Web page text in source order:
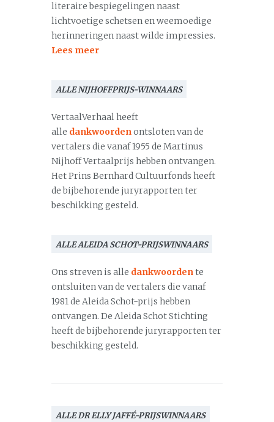
literaire bespiegelingen naast
lichtvoetige schetsen en weemoedige
herinneringen naast wilde impressies.
Lees meer
ALLE NIJHOFFPRIJS-WINNAARS
VertaalVerhaal heeft
alle dankwoordenontsloten van de
vertalers die vanaf 1955 de Martinus
Nijhoff Vertaalprijs hebben ontvangen.
Het Prins Bernhard Cultuurfonds heeft
de bijbehorende juryrapporten ter
beschikking gesteld.
ALLE ALEIDA SCHOT-PRIJSWINNAARS
Ons streven is alle dankwoordente
ontsluiten van de vertalers die vanaf
1981 de Aleida Schot-prijs hebben
ontvangen. De Aleida Schot Stichting
heeft de bijbehorende juryrapporten ter
beschikking gesteld.
ALLE DR ELLY JAFFÉ-PRIJSWINNAARS